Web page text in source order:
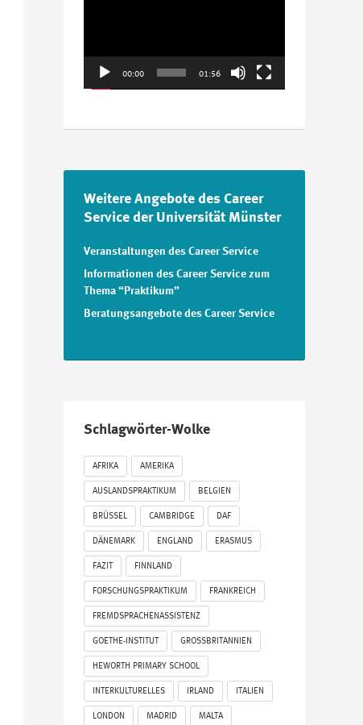
00:00 01:56
Weitere Angebote des Career
Service der Universität Münster
Veranstaltungen des Career Service
Informationen des Career Service zum
Thema “Praktikum”
Beratungsangebote des Career Service
Schlagwörter-Wolke
AFRIKA AMERIKA
AUSLANDSPRAKTIKUM BELGIEN
BRÜSSEL CAMBRIDGE DAF
DÄNEMARK ENGLAND ERASMUS
FAZIT FINNLAND
FORSCHUNGSPRAKTIKUM FRANKREICH
FREMDSPRACHENASSISTENZ
GOETHE-INSTITUT GROSSBRITANNIEN
HEWORTH PRIMARY SCHOOL
INTERKULTURELLES IRLAND ITALIEN
LONDON MADRID MALTA